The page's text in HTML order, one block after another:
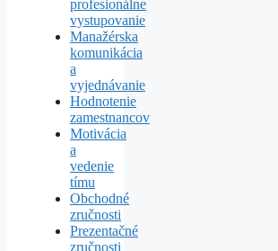
profesionálne
vystupovanie
Manažérska
komunikácia
a
vyjednávanie
Hodnotenie
zamestnancov
Motivácia
a
vedenie
tímu
Obchodné
zručnosti
Prezentačné
zručnosti